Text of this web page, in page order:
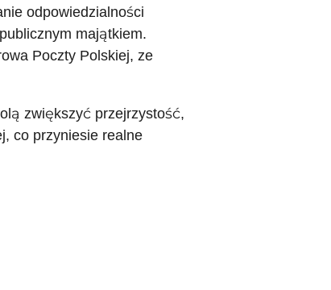
odpowiedzialności
majątkiem.
Poczty Polskiej, ze
zwiększyć przejrzystość,
co przyniesie realne